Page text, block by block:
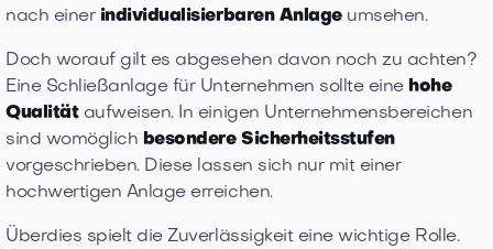
nach einer individualisierbaren Anlageumsehen.
Doch worauf gilt es abgesehen davon noch zu achten?
Eine Schließanlage für Unternehmen sollte eine hohe
Qualitätaufweisen. In einigen Unternehmensbereichen
sind womöglich besondere Sicherheitsstufen
vorgeschrieben. Diese lassen sich nur mit einer
hochwertigen Anlage erreichen.
Überdies spielt die Zuverlässigkeit eine wichtige Rolle.